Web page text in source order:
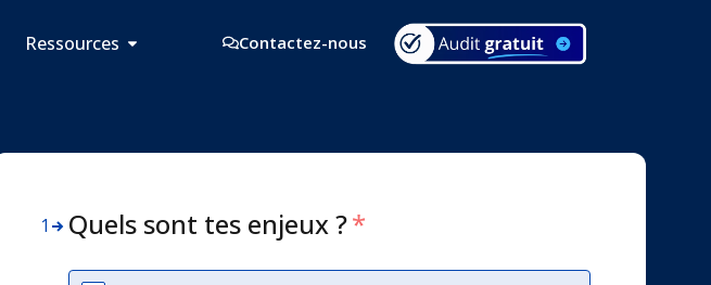
Ressources Contactez-nous
1 Quels sont tes enjeux ?*